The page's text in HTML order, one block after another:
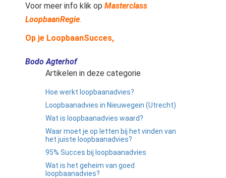
Voor meer info klik op Masterclass
LoopbaanRegie.
Op je LoopbaanSucces,
Bodo Agterhof
Artikelen in deze categorie
Hoe werkt loopbaanadvies?
Loopbaanadvies in Nieuwegein (Utrecht)
Wat is loopbaanadvies waard?
Waar moet je op letten bij het vinden van
het juiste loopbaanadvies?
95% Succes bij loopbaanadvies
Wat is het geheim van goed
loopbaanadvies?